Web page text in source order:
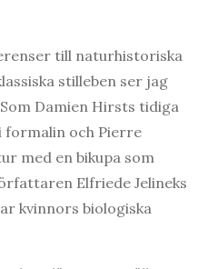
till naturhistoriska
stilleben ser jag
Damien Hirsts tidiga
formalin och Pierre
med en bikupa som
Elfriede Jelineks
kvinnors biologiska